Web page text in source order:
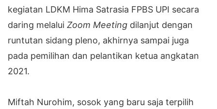
kegiatan LDKM Hima Satrasia FPBS UPI secara
daring melalui Zoom Meeting dilanjut dengan
runtutan sidang pleno, akhirnya sampai juga
pada pemilihan dan pelantikan ketua angkatan
2021.
Miftah Nurohim, sosok yang baru saja terpilih